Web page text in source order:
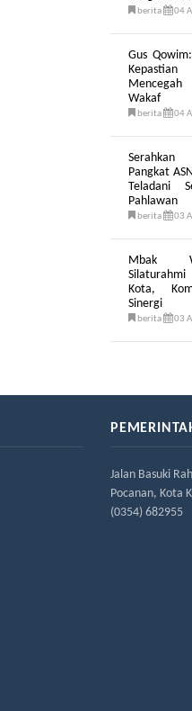
berita 04
Gus
Wakaf
berita 04
Pangkat
Teladani
Pahlawan
berita 03
Mbak
Kota,
Sinergi
berita 03
Jalan Basuki
Pocanan, Kota
(0354) 682955